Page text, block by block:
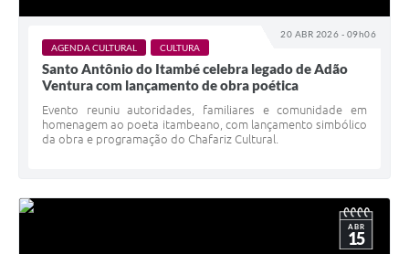
20 ABR 2026 - 09h06
AGENDA CULTURAL CULTURA
Santo Antônio do Itambé celebra legado de Adão
Ventura com lançamento de obra poética
Evento reuniu autoridades, familiares e comunidade em
homenagem ao poeta itambeano, com lançamento simbólico
da obra e programação do Chafariz Cultural.
ABR
15